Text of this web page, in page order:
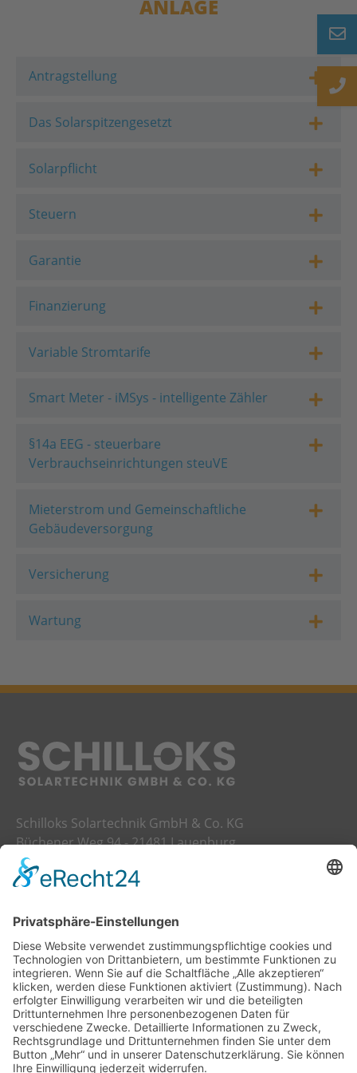
ANLAGE
Antragstellung
Das Solarspitzengesetzt
Solarpflicht
Steuern
Garantie
Finanzierung
Variable Stromtarife
Smart Meter - iMSys - intelligente Zähler
§14a EEG - steuerbare
Verbrauchseinrichtungen steuVE
Mieterstrom und Gemeinschaftliche
Gebäudeversorgung
Versicherung
Wartung
Schilloks Solartechnik GmbH & Co. KG
Büchener Weg 94 - 21481 Lauenburg
Telefon:04153 8699700
E-Mail: info@schilloks-solartechnik.de